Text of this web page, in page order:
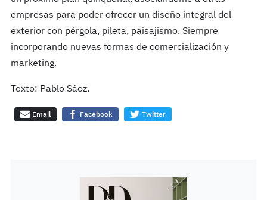
empresas para poder ofrecer un diseño integral del
exterior con pérgola, pileta, paisajismo. Siempre
incorporando nuevas formas de comercialización y
marketing.
Texto: Pablo Sáez.
Email Facebook Twitter